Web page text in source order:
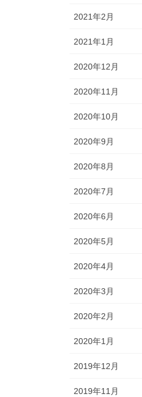
2021年2月
2021年1月
2020年12月
2020年11月
2020年10月
2020年9月
2020年8月
2020年7月
2020年6月
2020年5月
2020年4月
2020年3月
2020年2月
2020年1月
2019年12月
2019年11月